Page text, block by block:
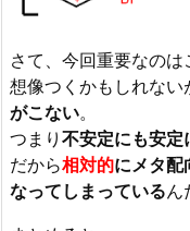
さて、今回重要なのは
想像つくかもしれない
がこない。
つまり 不安定にも安定
だから相対的にメタ配
なってしまっているん